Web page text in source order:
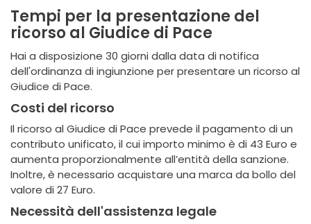
Tempi per la presentazione del
ricorso al Giudice di Pace
Hai a disposizione 30 giorni dalla data di notifica
dell'ordinanza di ingiunzione per presentare un ricorso al
Giudice di Pace.
Costi del ricorso
Il ricorso al Giudice di Pace prevede il pagamento di un
contributo unificato, il cui importo minimo è di 43 Euro e
aumenta proporzionalmente all’entità della sanzione.
Inoltre, è necessario acquistare una marca da bollo del
valore di 27 Euro.
Necessità dell'assistenza legale